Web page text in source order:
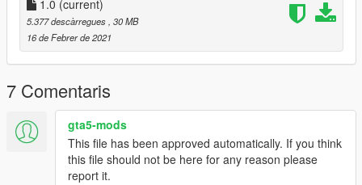
--------------------------------------------------
Credit:
--------------------------------------------------
3D Concept by Doyoon Kim
Convert by Milkybunny
1.0 (current)
5.377 descàrregues , 30 MB
16 de Febrer de 2021
7 Comentaris
gta5-mods
This file has been approved automatically. If you think
this file should not be here for any reason please
report it.